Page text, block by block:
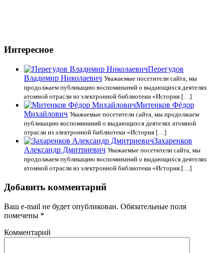
Интересное
Перегудов
Владимир Николаевич Уважаемые посетители сайта, мы
продолжаем публикацию воспоминаний о выдающихся деятелях
атомной отрасли из электронной библиотеки «История […]
Митенков Фёдор
Михайлович Уважаемые посетители сайта, мы продолжаем
публикацию воспоминаний о выдающихся деятелях атомной
отрасли из электронной библиотеки «История […]
Захаренков
Александр Дмитриевич Уважаемые посетители сайта, мы
продолжаем публикацию воспоминаний о выдающихся деятелях
атомной отрасли из электронной библиотеки «История […]
Добавить комментарий
Ваш e-mail не будет опубликован. Обязательные поля
помечены *
Комментарий